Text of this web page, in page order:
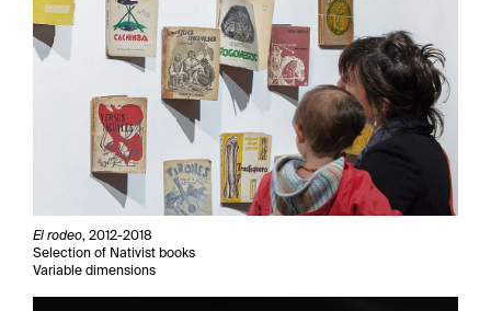
El rodeo, 2012-2018
Selection of Nativist books
Variable dimensions